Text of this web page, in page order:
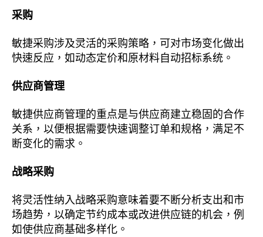
采购
敏捷采购涉及灵活的采购策略，可对市场变化做出
快速反应，如动态定价和原材料自动招标系统。
供应商管理
敏捷供应商管理的重点是与供应商建立稳固的合作
关系，以便根据需要快速调整订单和规格，满足不
断变化的需求。
战略采购
将灵活性纳入战略采购意味着要不断分析支出和市
场趋势，以确定节约成本或改进供应链的机会，例
如使供应商基础多样化。